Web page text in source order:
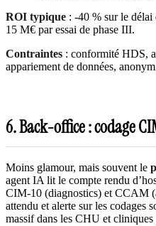
ROI typique : -40 % sur le délai
15 M€ par essai de phase III.
Contraintes : conformité HDS,
appariement de données,
6. Back-office : codage
Moins glamour, mais souvent le
agent IA lit le compte rendu
CIM-10 (diagnostics) et CCAM
attendu et alerte sur les codages
massif dans les CHU et